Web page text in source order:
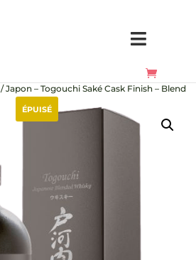
/ Japon – Togouchi Saké Cask Finish – Blend
ÉPUISÉ